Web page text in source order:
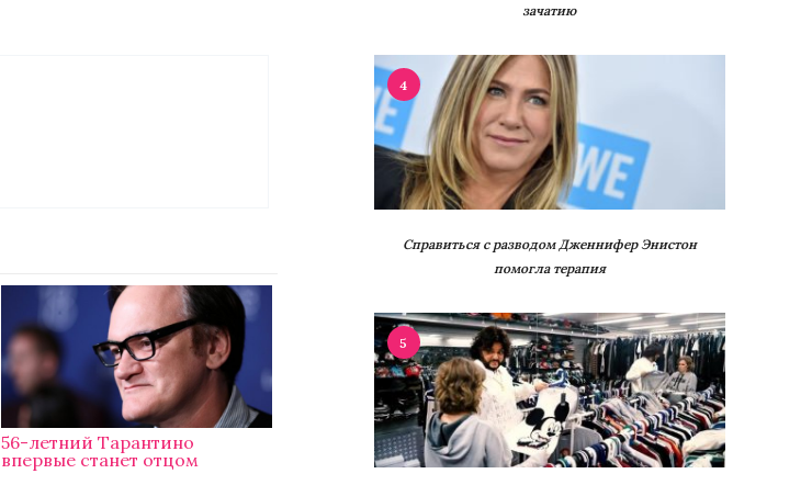
56-летний Тарантино
впервые станет отцом
зачатию
4
Справиться с разводом Дженнифер Энистон
помогла терапия
5